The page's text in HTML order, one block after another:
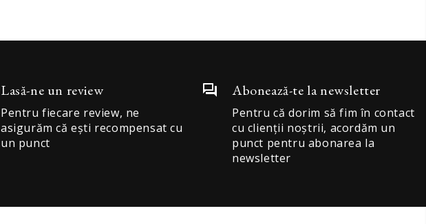
Lasă-ne un review
Pentru fiecare review, ne
asigurăm că ești recompensat cu
un punct
Abonează-te la newsletter
Pentru că dorim să fim în contact
cu clienții noștrii, acordăm un
punct pentru abonarea la
newsletter